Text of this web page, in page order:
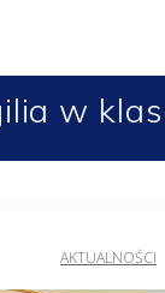
w
AKTUALNOŚCI